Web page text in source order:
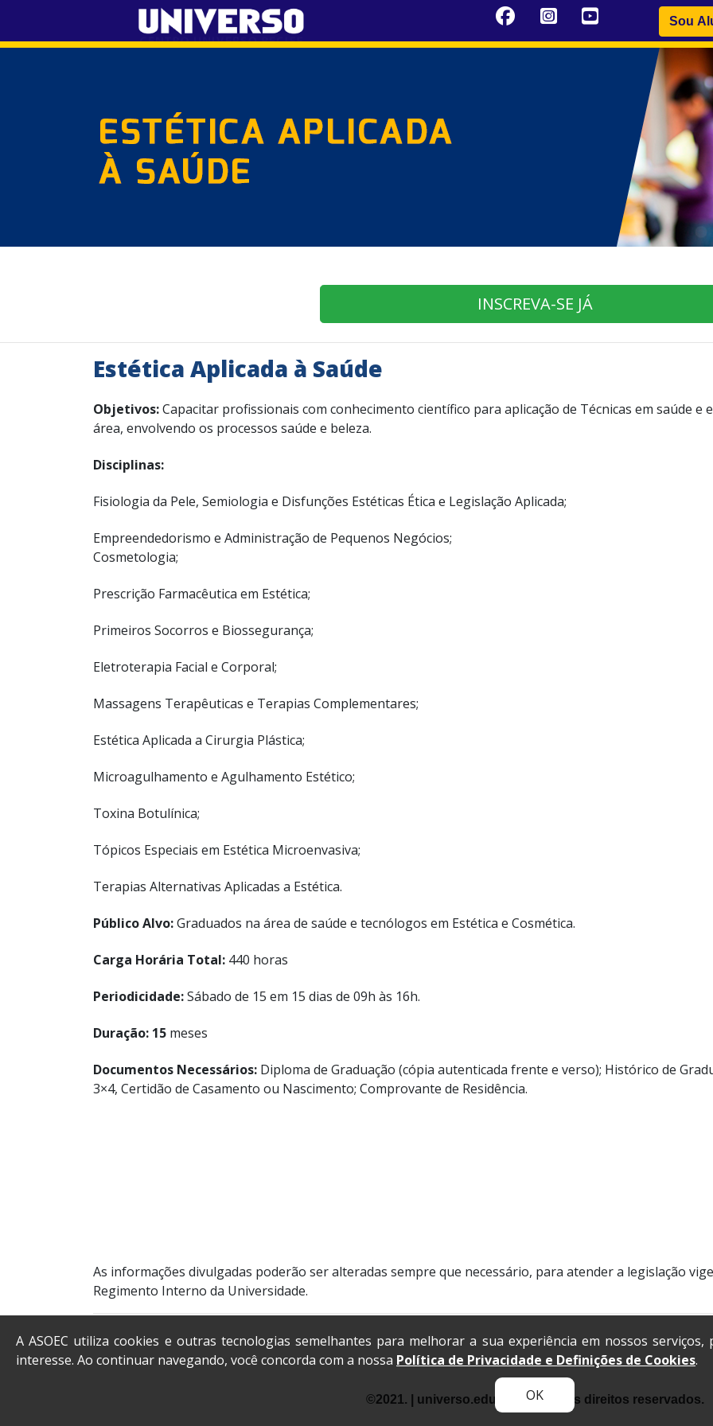
Sou
INSCREVA-SE JÁ
Estética Aplicada à Saúde
Objetivos:Capacitar profissionais com conhecimento científico para aplicação de Técnicas em saúde e
área, envolvendo os processos saúde e beleza.
Disciplinas:
Fisiologia da Pele, Semiologia e Disfunções Estéticas Ética e Legislação Aplicada;
Empreendedorismo e Administração de Pequenos Negócios;
Cosmetologia;
Prescrição Farmacêutica em Estética;
Primeiros Socorros e Biossegurança;
Eletroterapia Facial e Corporal;
Massagens Terapêuticas e Terapias Complementares;
Estética Aplicada a Cirurgia Plástica;
Microagulhamento e Agulhamento Estético;
Toxina Botulínica;
Tópicos Especiais em Estética Microenvasiva;
Terapias Alternativas Aplicadas a Estética.
Público Alvo:Graduados na área de saúde e tecnólogos em Estética e Cosmética.
Carga Horária Total: 440 horas
Periodicidade:Sábado de 15 em 15 dias de 09h às 16h.
Duração: 15 meses
Documentos Necessários: Diploma de Graduação (cópia autenticada frente e verso); Histórico de
3×4, Certidão de Casamento ou Nascimento; Comprovante de Residência.
As informações divulgadas poderão ser alteradas sempre que necessário, para atender a legislação
Regimento Interno da Universidade.
©2021. | universo.edu.br. | Todos os direitos reservados.
A ASOEC utiliza cookies e outras tecnologias semelhantes para melhorar a sua experiência em nossos
interesse. Ao continuar navegando, você concorda com a nossa Política de Privacidade e Definições de Cookies.
OK